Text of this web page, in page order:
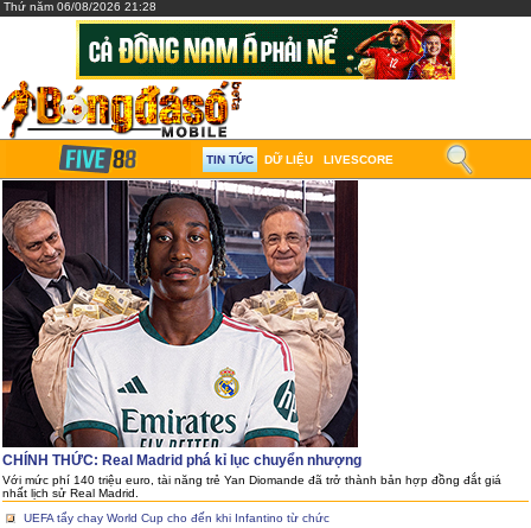
Thứ năm 06/08/2026 21:28
TIN TỨC DỮ LIỆU LIVESCORE
CHÍNH THỨC: Real Madrid phá kỉ lục chuyển nhượng
Với mức phí 140 triệu euro, tài năng trẻ Yan Diomande đã trở thành bản hợp đồng đắt giá
nhất lịch sử Real Madrid.
UEFA tẩy chay World Cup cho đến khi Infantino từ chức